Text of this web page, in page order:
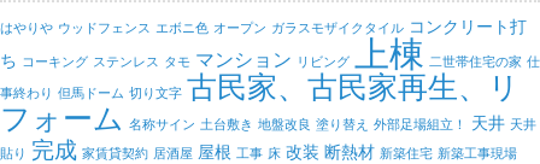
はやりや ウッドフェンス エボニ色 オープン ガラスモザイクタイル コンクリート打
ち コーキング ステンレス タモ マンション リビング 上棟 二世帯住宅の家 仕
事終わり 但馬ドーム 切り文字 古民家、古民家再生、リ
フォーム 名称サイン 土台敷き 地盤改良 塗り替え 外部足場組立！ 天井 天井
貼り 完成 家賃貸契約 居酒屋 屋根 工事 床 改装 断熱材 新築住宅 新築工事現場